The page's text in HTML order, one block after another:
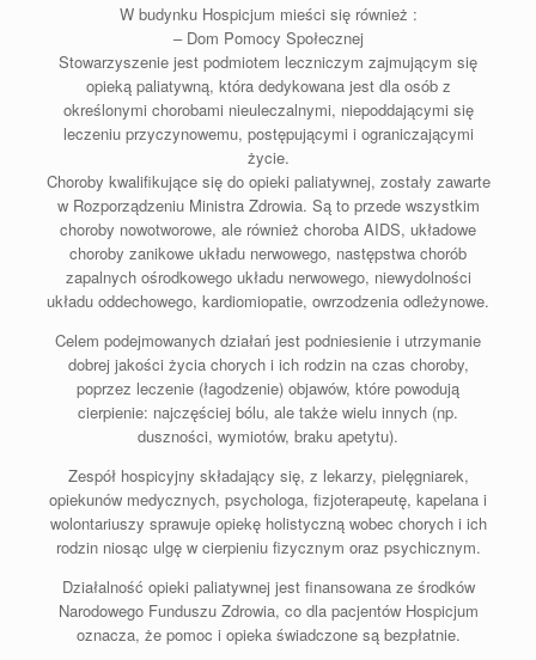
W budynku Hospicjum mieści się również :
– Dom Pomocy Społecznej
Stowarzyszenie jest podmiotem leczniczym zajmującym się
opieką paliatywną, która dedykowana jest dla osób z
określonymi chorobami nieuleczalnymi, niepoddającymi się
leczeniu przyczynowemu, postępującymi i ograniczającymi
życie.
Choroby kwalifikujące się do opieki paliatywnej, zostały zawarte
w Rozporządzeniu Ministra Zdrowia. Są to przede wszystkim
choroby nowotworowe, ale również choroba AIDS, układowe
choroby zanikowe układu nerwowego, następstwa chorób
zapalnych ośrodkowego układu nerwowego, niewydolności
układu oddechowego, kardiomiopatie, owrzodzenia odleżynowe.
Celem podejmowanych działań jest podniesienie i utrzymanie
dobrej jakości życia chorych i ich rodzin na czas choroby,
poprzez leczenie (łagodzenie) objawów, które powodują
cierpienie: najczęściej bólu, ale także wielu innych (np.
duszności, wymiotów, braku apetytu).
Zespół hospicyjny składający się, z lekarzy, pielęgniarek,
opiekunów medycznych, psychologa, fizjoterapeutę, kapelana i
wolontariuszy sprawuje opiekę holistyczną wobec chorych i ich
rodzin niosąc ulgę w cierpieniu fizycznym oraz psychicznym.
Działalność opieki paliatywnej jest finansowana ze środków
Narodowego Funduszu Zdrowia, co dla pacjentów Hospicjum
oznacza, że pomoc i opieka świadczone są bezpłatnie.